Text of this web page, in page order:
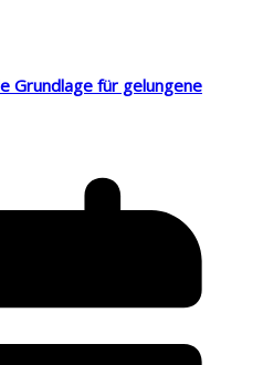
Grundlage für gelungene